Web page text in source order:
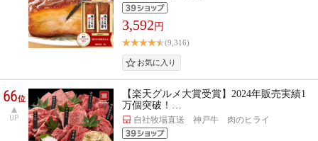
3,592 円
(9,316)
66位
UP
【楽天グルメ大賞受賞】2024年販売実績1
万個突破！…
自社牧場直送 神戸牛 肉のヒライ